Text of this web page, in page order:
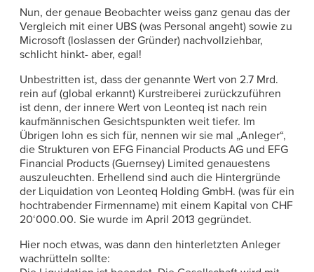
Nun, der genaue Beobachter weiss ganz genau das der
Vergleich mit einer UBS (was Personal angeht) sowie zu
Microsoft (loslassen der Gründer) nachvollziehbar,
schlicht hinkt- aber, egal!
Unbestritten ist, dass der genannte Wert von 2.7 Mrd.
rein auf (global erkannt) Kurstreiberei zurückzuführen
ist denn, der innere Wert von Leonteq ist nach rein
kaufmännischen Gesichtspunkten weit tiefer. Im
Übrigen lohn es sich für, nennen wir sie mal „Anleger“,
die Strukturen von EFG Financial Products AG und EFG
Financial Products (Guernsey) Limited genauestens
auszuleuchten. Erhellend sind auch die Hintergründe
der Liquidation von Leonteq Holding GmbH. (was für ein
hochtrabender Firmenname) mit einem Kapital von CHF
20‘000.00. Sie wurde im April 2013 gegründet.
Hier noch etwas, was dann den hinterletzten Anleger
wachrütteln sollte: